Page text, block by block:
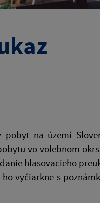
na území
vo volebnom
hlasovacieho
vyčiarkne s